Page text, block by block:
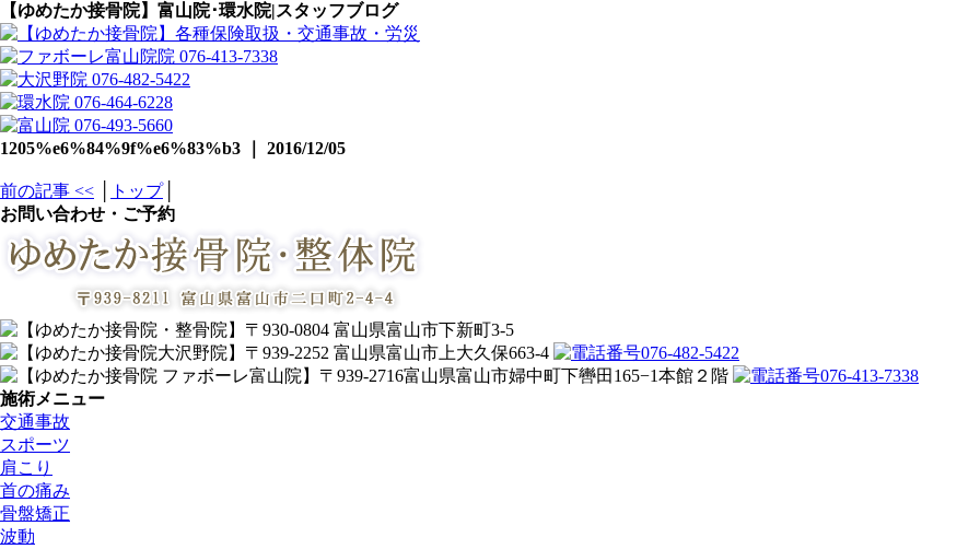
【ゆめたか接骨院】富山院･環水院|スタッフブログ
1205%e6%84%9f%e6%83%b3 ｜ 2016/12/05
前の記事 << トップ│
お問い合わせ・ご予約
施術メニュー
交通事故
スポーツ
肩こり
首の痛み
骨盤矯正
波動